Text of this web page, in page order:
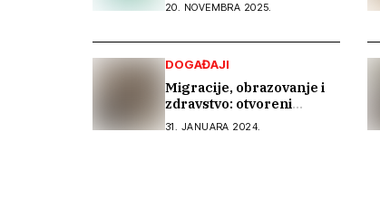
20. NOVEMBRA 2025.
DOGAĐAJI
Migracije, obrazovanje i
zdravstvo: otvoreni
razgovor u Bihaću
31. JANUARA 2024.